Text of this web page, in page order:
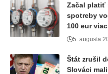
Začal platiť
spotreby
100 eur viac
5. augusta
Štát zrušil
Slováci